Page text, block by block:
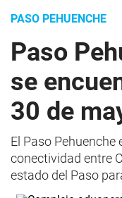
PASO PEHUENCHE
Paso
se
30 de
El Paso
conectividad entre
estado del Paso